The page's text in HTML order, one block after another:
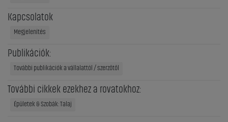
Kapcsolatok
Megjelenítés
Publikációk:
További publikációk a vállalattól / szerzőtől
További cikkek ezekhez a rovatokhoz:
Épületek & Szobák: Talaj